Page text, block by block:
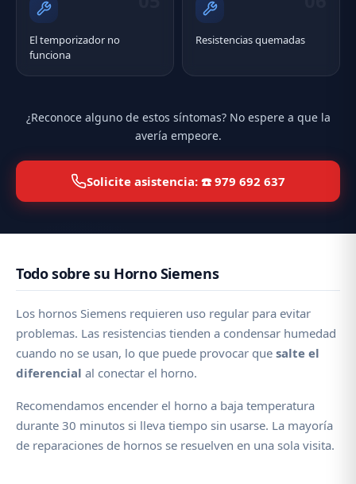
El temporizador no
funciona
Resistencias quemadas
¿Reconoce alguno de estos síntomas? No espere a que la
avería empeore.
Solicite asistencia: ☎️ 979 692 637
Todo sobre su Horno Siemens
Los hornos Siemens requieren uso regular para evitar
problemas. Las resistencias tienden a condensar humedad
cuando no se usan, lo que puede provocar que salte el
diferencial al conectar el horno.
Recomendamos encender el horno a baja temperatura
durante 30 minutos si lleva tiempo sin usarse. La mayoría
de reparaciones de hornos se resuelven en una sola visita.